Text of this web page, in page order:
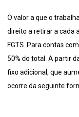
O valor a que o
direito a retirar a cada
FGTS. Para contas
50% do total. A partir
fixo adicional, que
ocorre da seguinte